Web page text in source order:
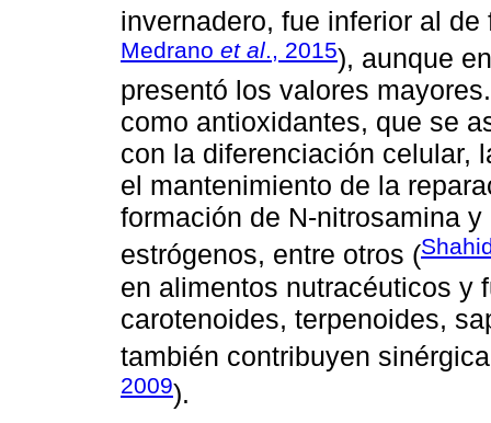
invernadero, fue inferior al
Medrano et al., 2015), aunque
presentó los valores
como antioxidantes, que se
con la diferenciación celular,
el mantenimiento de la
formación de N-nitrosamina
estrógenos, entre otros (
en alimentos nutracéuticos y
carotenoides, terpenoides,
también contribuyen
2009).